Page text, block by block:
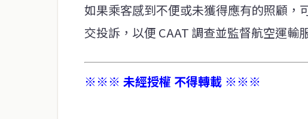
如果乘客感到不便或未獲得應有的照顧
交投訴，以便 CAAT 調查並監督航空運輸
※※※ 未經授權 不得轉載 ※※※